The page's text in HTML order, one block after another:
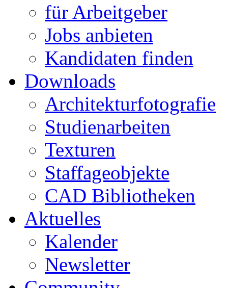
für Arbeitgeber
Jobs anbieten
Kandidaten finden
Downloads
Architekturfotografie
Studienarbeiten
Texturen
Staffageobjekte
CAD Bibliotheken
Aktuelles
Kalender
Newsletter